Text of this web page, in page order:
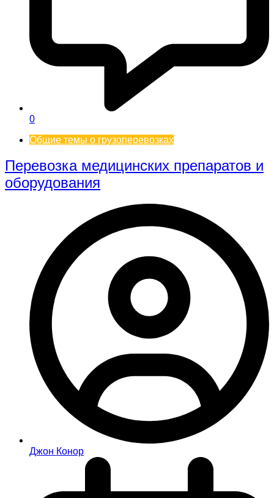
0
Общие темы о грузоперевозках
Перевозка медицинских препаратов и
оборудования
Джон Конор